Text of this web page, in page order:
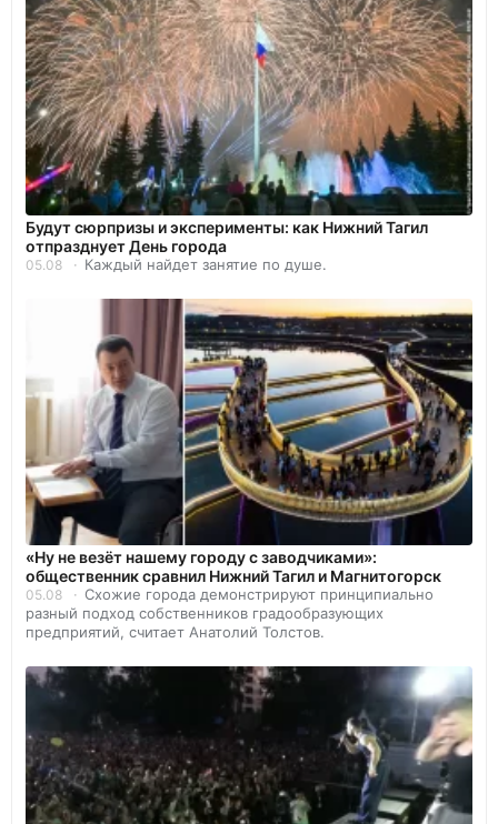
Будут сюрпризы и эксперименты: как Нижний Тагил
отпразднует День города
05.08 Каждый найдет занятие по душе.
«Ну не везёт нашему городу с заводчиками»:
общественник сравнил Нижний Тагил и Магнитогорск
05.08
Схожие города демонстрируют принципиально
разный подход собственников градообразующих
предприятий, считает Анатолий Толстов.